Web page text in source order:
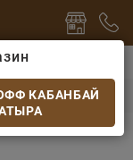
КАБАНБАЙ